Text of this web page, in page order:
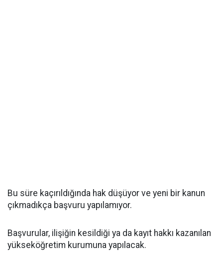
Bu süre kaçırıldığında hak düşüyor ve yeni bir kanun
çıkmadıkça başvuru yapılamıyor.
Başvurular, ilişiğin kesildiği ya da kayıt hakkı kazanılan
yükseköğretim kurumuna yapılacak.